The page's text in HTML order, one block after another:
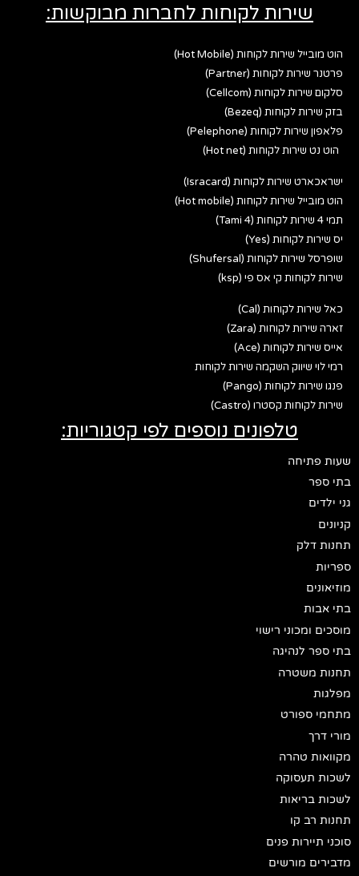
שירות לקוחות לחברות מבוקשות:
הוט מובייל שירות לקוחות (Hot Mobile)
פרטנר שירות לקוחות (Partner)
סלקום שירות לקוחות (Cellcom)
בזק שירות לקוחות (Bezeq)
פלאפון שירות לקוחות (Pelephone)
הוט נט שירות לקוחות (Hot net)
ישראכארט שירות לקוחות (Isracard)
הוט מובייל שירות לקוחות (Hot mobile)
תמי 4 שירות לקוחות (Tami 4)
יס שירות לקוחות (Yes)
שופרסל שירות לקוחות (Shufersal)
שירות לקוחות קי אס פי (ksp)
כאל שירות לקוחות (Cal)
זארה שירות לקוחות (Zara)
אייס שירות לקוחות (Ace)
רמי לוי שיווק השקמה שירות לקוחות
פנגו שירות לקוחות (Pango)
שירות לקוחות קסטרו (Castro)
טלפונים נוספים לפי קטגוריות:
שעות פתיחה
בתי ספר
גני ילדים
קניונים
תחנות דלק
ספריות
מוזיאונים
בתי אבות
מוסכים ומכוני רישוי
בתי ספר לנהיגה
תחנות משטרה
מפלגות
מתחמי ספורט
מורי דרך
מקוואות טהרה
לשכות תעסוקה
לשכות בריאות
תחנות רב קו
סוכני תיירות פנים
מדבירים מורשים